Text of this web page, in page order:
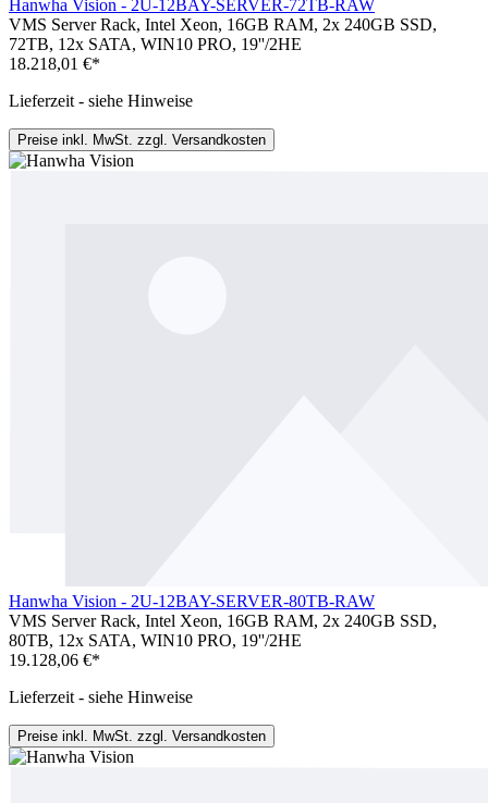
Hanwha Vision - 2U-12BAY-SERVER-72TB-RAW
VMS Server Rack, Intel Xeon, 16GB RAM, 2x 240GB SSD,
72TB, 12x SATA, WIN10 PRO, 19''/2HE
18.218,01 €*
Lieferzeit - siehe Hinweise
Preise inkl. MwSt. zzgl. Versandkosten
Hanwha Vision - 2U-12BAY-SERVER-80TB-RAW
VMS Server Rack, Intel Xeon, 16GB RAM, 2x 240GB SSD,
80TB, 12x SATA, WIN10 PRO, 19''/2HE
19.128,06 €*
Lieferzeit - siehe Hinweise
Preise inkl. MwSt. zzgl. Versandkosten